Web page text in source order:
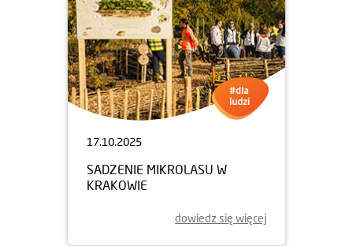
17.10.2025
SADZENIE MIKROLASU W
KRAKOWIE
dowiedz się więcej